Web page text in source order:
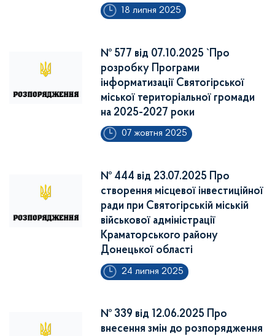
18 липня 2025
№ 577 від 07.10.2025 `Про
розробку Програми
інформатизації Святогірської
міської територіальної громади
на 2025-2027 роки
07 жовтня 2025
№ 444 від 23.07.2025 Про
створення місцевої інвестиційної
ради при Святогірській міській
військової адміністрації
Краматорського району
Донецької області
24 липня 2025
№ 339 від 12.06.2025 Про
внесення змін до розпорядження